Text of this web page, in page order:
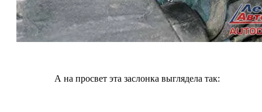
А на просвет эта заслонка выглядела так: